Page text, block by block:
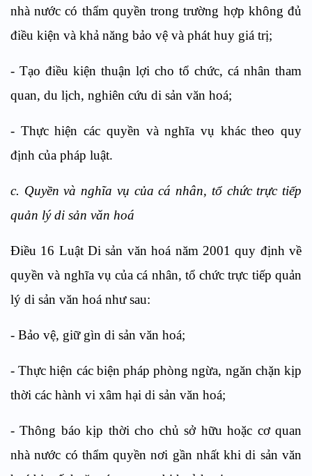
nhà nước có thẩm quyền trong trường hợp không đủ
điều kiện và khả năng bảo vệ và phát huy giá trị;
- Tạo điều kiện thuận lợi cho tổ chức, cá nhân tham
quan, du lịch, nghiên cứu di sản văn hoá;
- Thực hiện các quyền và nghĩa vụ khác theo quy
định của pháp luật.
c. Quyền và nghĩa vụ của cá nhân, tổ chức trực tiếp
quản lý di sản văn hoá
Điều 16 Luật Di sản văn hoá năm 2001 quy định về
quyền và nghĩa vụ của cá nhân, tổ chức trực tiếp quản
lý di sản văn hoá như sau:
- Bảo vệ, giữ gìn di sản văn hoá;
- Thực hiện các biện pháp phòng ngừa, ngăn chặn kịp
thời các hành vi xâm hại di sản văn hoá;
- Thông báo kịp thời cho chủ sở hữu hoặc cơ quan
nhà nước có thẩm quyền nơi gần nhất khi di sản văn